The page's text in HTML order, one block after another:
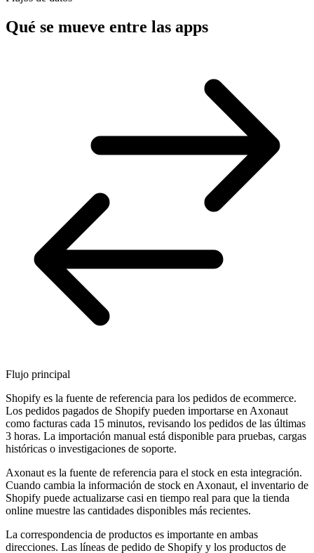
Qué se mueve entre las apps
Flujo principal
Shopify es la fuente de referencia para los pedidos de ecommerce.
Los pedidos pagados de Shopify pueden importarse en Axonaut
como facturas cada 15 minutos, revisando los pedidos de las últimas
3 horas. La importación manual está disponible para pruebas, cargas
históricas o investigaciones de soporte.
Axonaut es la fuente de referencia para el stock en esta integración.
Cuando cambia la información de stock en Axonaut, el inventario de
Shopify puede actualizarse casi en tiempo real para que la tienda
online muestre las cantidades disponibles más recientes.
La correspondencia de productos es importante en ambas
direcciones. Las líneas de pedido de Shopify y los productos de